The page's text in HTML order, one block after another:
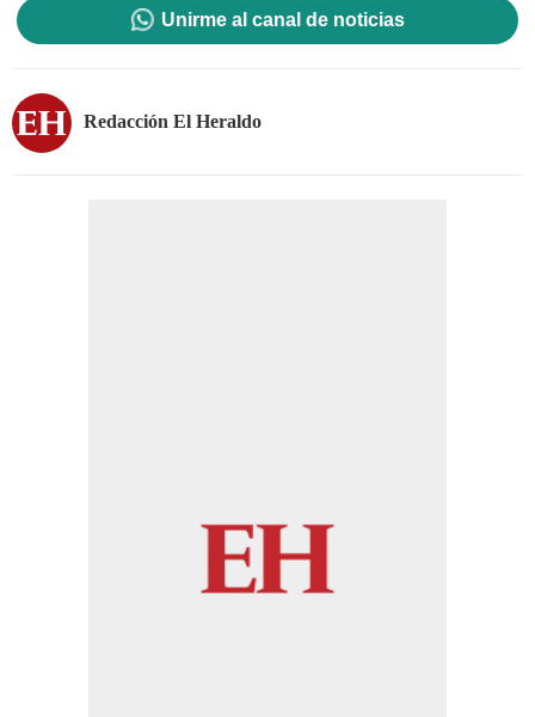
Unirme al canal de noticias
Redacción El Heraldo